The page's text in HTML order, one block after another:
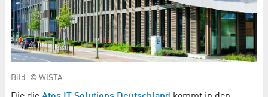
Bild: © WISTA